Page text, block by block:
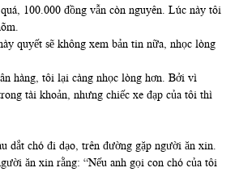
100.000 đồng vẫn còn nguyên. Lúc này tôi
quyết sẽ không xem bản tin nữa, nhọc lòng
hàng, tôi lại càng nhọc lòng hơn. Bởi vì
tài khoản, nhưng chiếc xe đạp của tôi thì
dắt chó đi dạo, trên đường gặp người ăn xin.
ăn xin rằng: “Nếu anh gọi con chó của tôi